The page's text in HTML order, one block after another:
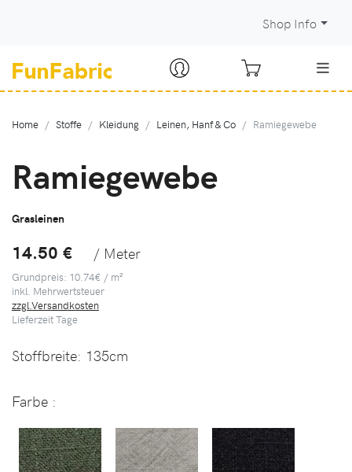
Shop Info
Home Stoffe Kleidung Leinen, Hanf & Co Ramiegewebe
Ramiegewebe
Grasleinen
14.50 € / Meter
Grundpreis: 10.74€ / m²
inkl. Mehrwertsteuer
zzgl.Versandkosten
LieferzeitTage
Stoffbreite: 135cm
Farbe :